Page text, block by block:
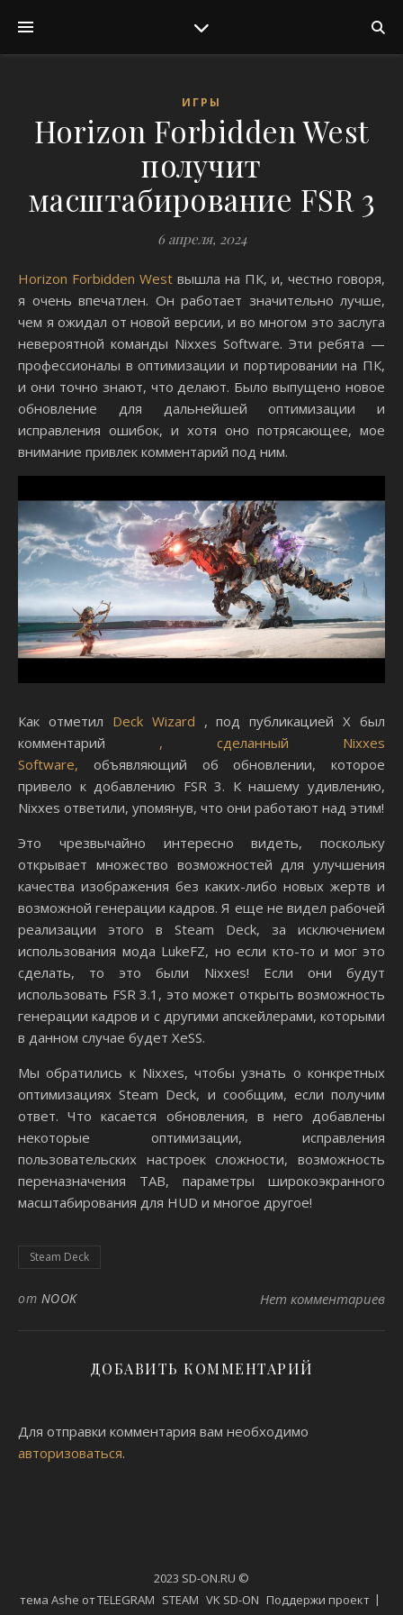
ИГРЫ
Horizon Forbidden West
получит
масштабирование FSR 3
6 апреля, 2024
Horizon Forbidden West вышла на ПК, и, честно говоря,
я очень впечатлен. Он работает значительно лучше,
чем я ожидал от новой версии, и во многом это заслуга
невероятной команды Nixxes Software. Эти ребята —
профессионалы в оптимизации и портировании на ПК,
и они точно знают, что делают. Было выпущено новое
обновление для дальнейшей оптимизации и
исправления ошибок, и хотя оно потрясающее, мое
внимание привлек комментарий под ним.
Как отметил Deck Wizard , под публикацией X был
комментарий , сделанный Nixxes
Software, объявляющий об обновлении, которое
привело к добавлению FSR 3. К нашему удивлению,
Nixxes ответили, упомянув, что они работают над этим!
Это чрезвычайно интересно видеть, поскольку
открывает множество возможностей для улучшения
качества изображения без каких-либо новых жертв и
возможной генерации кадров. Я еще не видел рабочей
реализации этого в Steam Deck, за исключением
использования мода LukeFZ, но если кто-то и мог это
сделать, то это были Nixxes! Если они будут
использовать FSR 3.1, это может открыть возможность
генерации кадров и с другими апскейлерами, которыми
в данном случае будет XeSS.
Мы обратились к Nixxes, чтобы узнать о конкретных
оптимизациях Steam Deck, и сообщим, если получим
ответ. Что касается обновления, в него добавлены
некоторые оптимизации, исправления
пользовательских настроек сложности, возможность
переназначения TAB, параметры широкоэкранного
масштабирования для HUD и многое другое!
Steam Deck
от NOOK Нет комментариев
ДОБАВИТЬ КОММЕНТАРИЙ
Для отправки комментария вам необходимо
авторизоваться.
2023 SD-ON.RU ©
TELEGRAM STEAM VK SD-ON Поддержи проект
тема Ashe от